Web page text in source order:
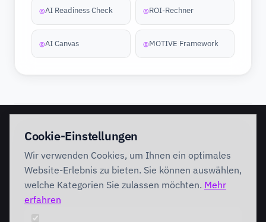
◎AI Readiness Check ◎ROI-Rechner
◎AI Canvas ◎MOTIVE Framework
Discovery Workshop
Förderung
INTERVENTION
AI Intervention
Foundation
Performing
Branchenlösungen
Cookie-Einstellungen
Wir verwenden Cookies, um Ihnen ein optimales
Website-Erlebnis zu bieten. Sie können auswählen,
welche Kategorien Sie zulassen möchten. Mehr
erfahren